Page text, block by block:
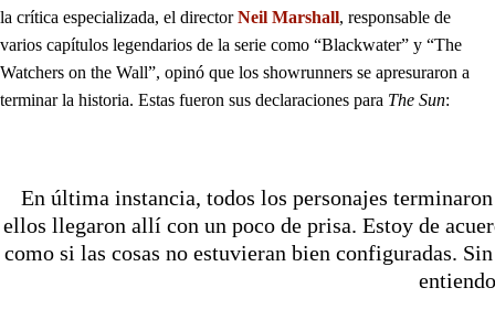
la crítica especializada, el director Neil Marshall, responsable de
varios capítulos legendarios de la serie como “Blackwater” y “The
Watchers on the Wall”, opinó que los showrunners se apresuraron a
terminar la historia. Estas fueron sus declaraciones para The Sun:
En última instancia, todos los personajes
ellos llegaron allí con un poco de prisa. Estoy de
como si las cosas no estuvieran bien configuradas.